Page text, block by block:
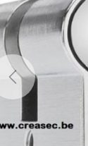
Previous